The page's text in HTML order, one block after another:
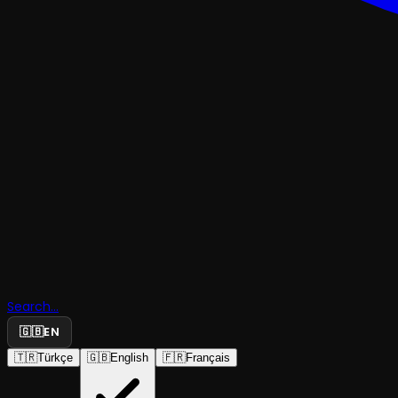
Search...
🇬🇧EN
🇹🇷Türkçe 🇬🇧English 🇫🇷Français
Deli Aşkları